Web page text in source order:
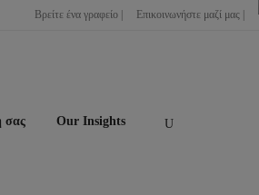
Βρείτε ένα γραφείο | Επικοινωνήστε μαζί μας |
σας Our Insights